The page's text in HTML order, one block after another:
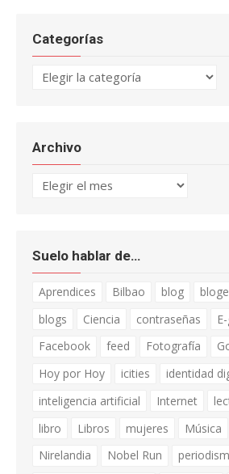
Categorías
Categorías
Archivo
Archivo
Suelo hablar de…
Aprendices Bilbao blog
blogs
Ciencia contraseñas
Facebook
feed Fotografía
Hoy por Hoy
icities
identidad
inteligencia artificial
Internet
libro
Libros mujeres Música
Nirelandia
Nobel Run